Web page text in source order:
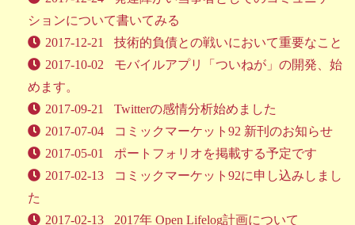
ションについて書いてみる
2017-12-21
技術的負債との戦いにおいて重要なこと
2017-10-02
モバイルアプリ「ついねが」の開発、始
めます。
2017-09-21
Twitterの感情分析始めました
2017-07-04
コミックマーケット92 新刊のお知らせ
2017-05-01
ポートフォリオを掲載する予定です
2017-02-13
コミックマーケット92に申し込みしまし
た
2017-02-13
2017年 Open Lifelog計画について